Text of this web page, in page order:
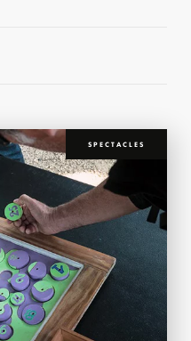
SPECTACLES